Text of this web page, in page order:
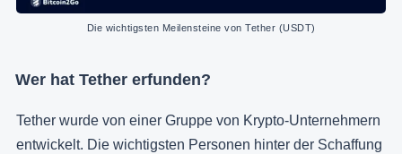
Die wichtigsten Meilensteine von Tether (USDT)
Wer hat Tether erfunden?
Tether wurde von einer Gruppe von Krypto-Unternehmern
entwickelt. Die wichtigsten Personen hinter der Schaffung